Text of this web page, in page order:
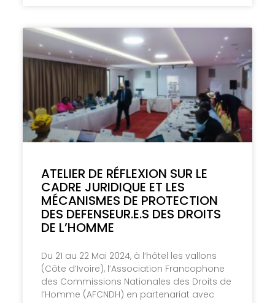
ATELIER DE RÉFLEXION SUR LE
CADRE JURIDIQUE ET LES
MÉCANISMES DE PROTECTION
DES DEFENSEUR.E.S DES DROITS
DE L’HOMME
Du 21 au 22 Mai 2024, à l’hôtel les vallons
(Côte d’Ivoire), l’Association Francophone
des Commissions Nationales des Droits de
l’Homme (AFCNDH) en partenariat avec